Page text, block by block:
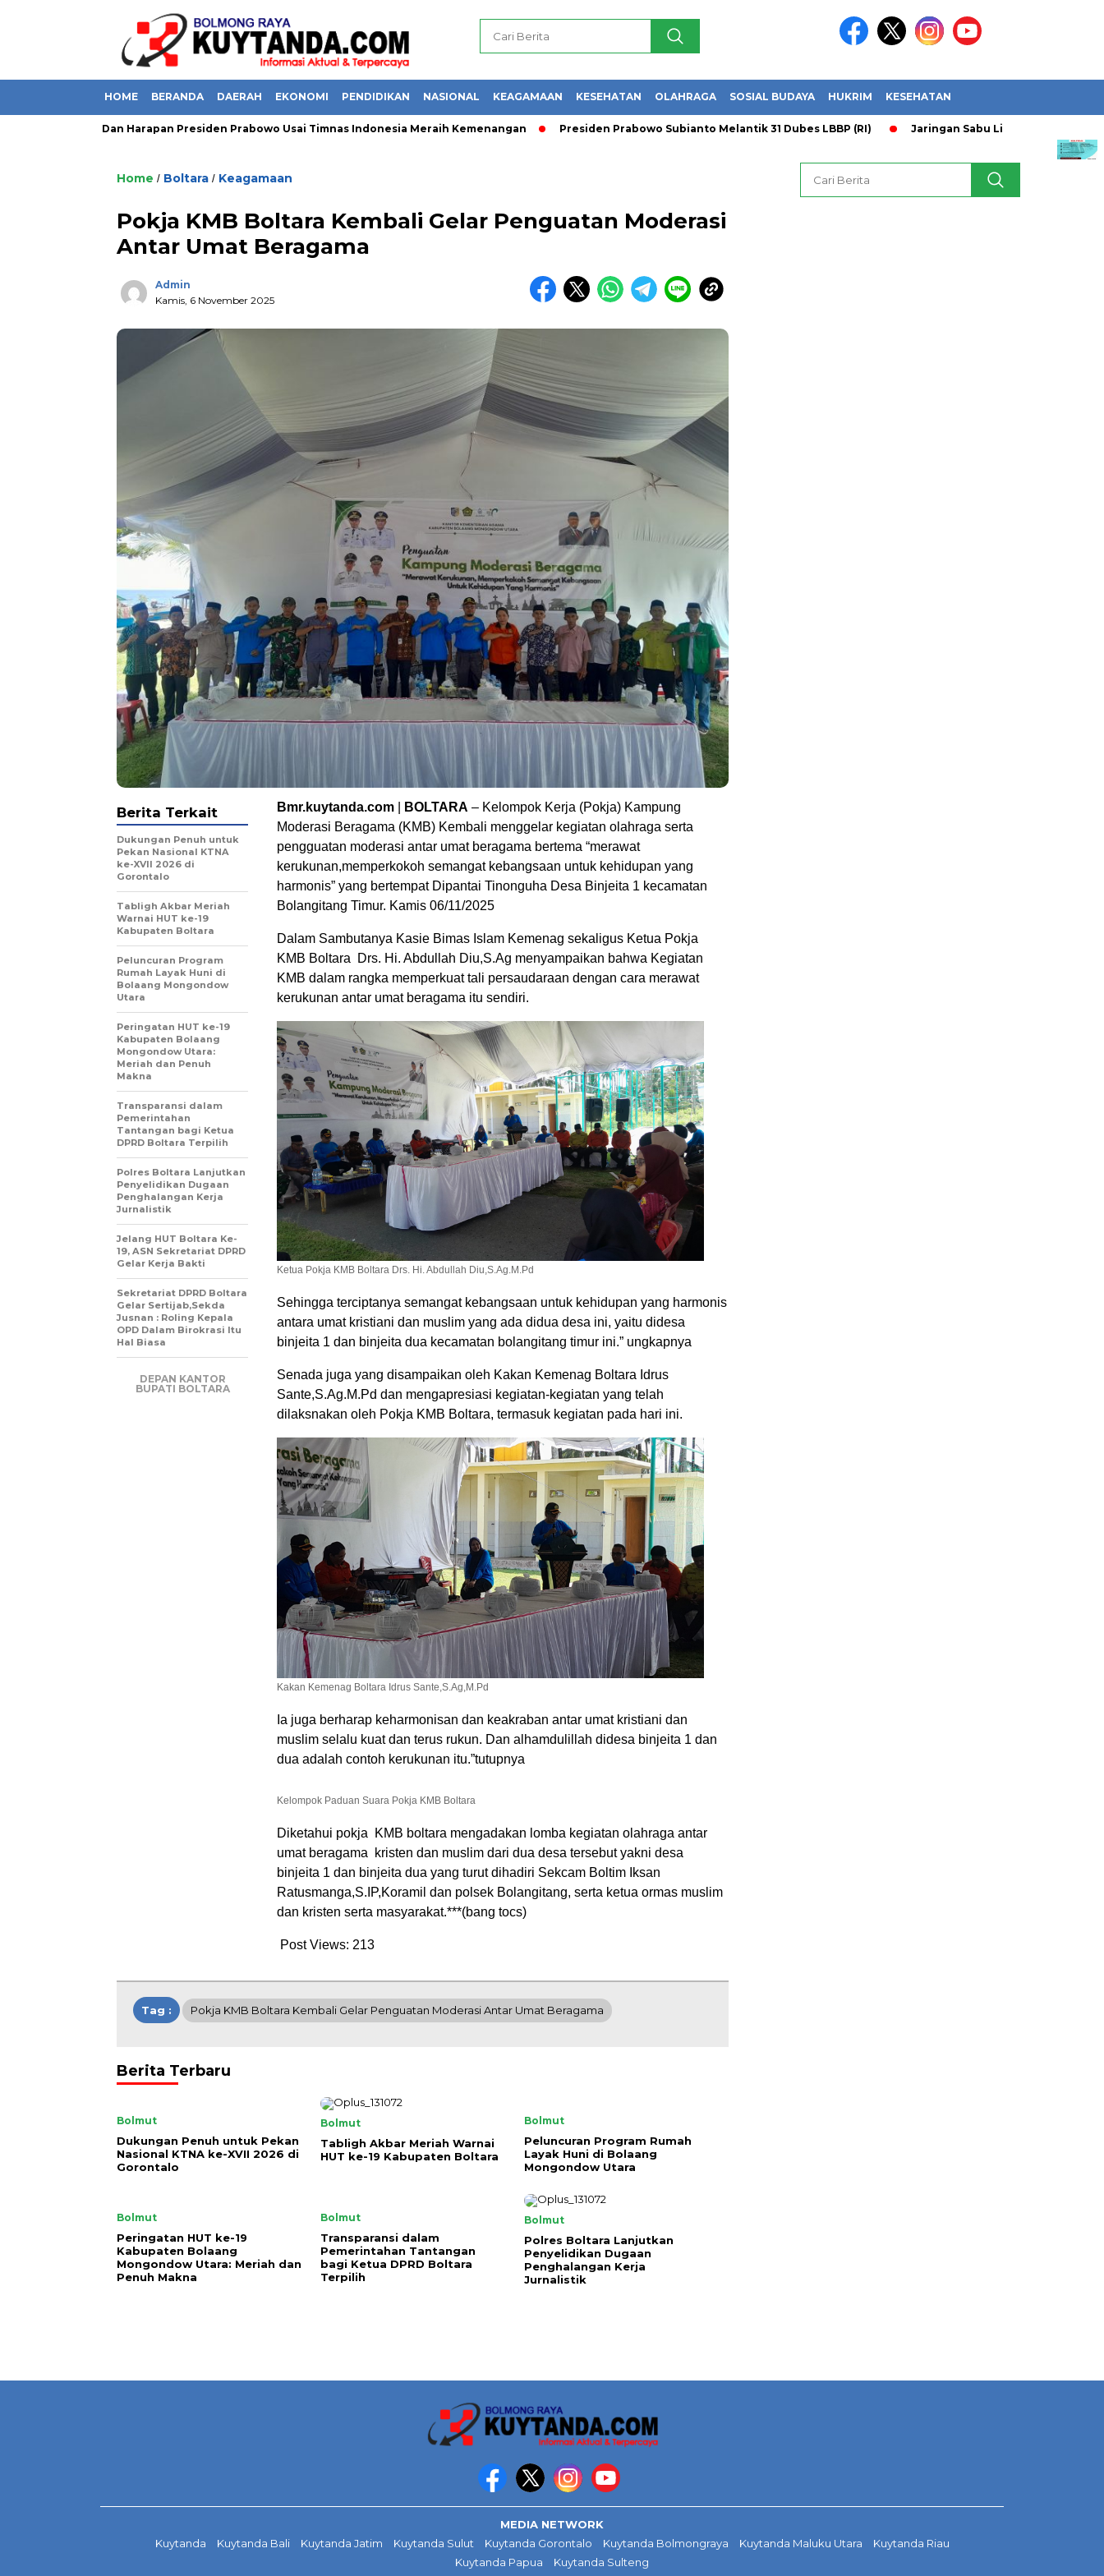
HOME BERANDA DAERAH EKONOMI PENDIDIKAN NASIONAL KEAGAMAAN KESEHATAN OLAHRAGA SOSIAL BUDAYA HUKRIM KESEHATAN
Do’a Dan Harapan Presiden Prabowo Usai Timnas Indonesia Meraih Kemenangan Presiden Prabowo Subianto Melantik 31 Dubes LBBP (RI) Jaringan Sabu Lintas Provinsi
Home / Boltara / Keagamaan
Pokja KMB Boltara Kembali Gelar Penguatan Moderasi
Antar Umat Beragama
Admin
Kamis, 6 November 2025
Bmr.kuytanda.com BOLTARA – Kelompok Kerja (Pokja) Kampung
Moderasi Beragama (KMB) Kembali menggelar kegiatan olahraga serta
pengguatan moderasi antar umat beragama bertema “merawat
kerukunan,memperkokoh semangat kebangsaan untuk kehidupan yang
harmonis” yang bertempat Dipantai Tinonguha Desa Binjeita 1 kecamatan
Bolangitang Timur. Kamis 06/11/2025
Dalam Sambutanya Kasie Bimas Islam Kemenag sekaligus Ketua Pokja
KMB Boltara Drs. Hi. Abdullah Diu,S.Ag menyampaikan bahwa Kegiatan
KMB dalam rangka memperkuat tali persaudaraan dengan cara merawat
kerukunan antar umat beragama itu sendiri.
Ketua Pokja KMB Boltara Drs. Hi. Abdullah Diu,S.Ag.M.Pd
Sehingga terciptanya semangat kebangsaan untuk kehidupan yang harmonis
antara umat kristiani dan muslim yang ada didua desa ini, yaitu didesa
binjeita 1 dan binjeita dua kecamatan bolangitang timur ini.” ungkapnya
Senada juga yang disampaikan oleh Kakan Kemenag Boltara Idrus
Sante,S.Ag.M.Pd dan mengapresiasi kegiatan-kegiatan yang telah
dilaksnakan oleh Pokja KMB Boltara, termasuk kegiatan pada hari ini.
Kakan Kemenag Boltara Idrus Sante,S.Ag,M.Pd
Ia juga berharap keharmonisan dan keakraban antar umat kristiani dan
muslim selalu kuat dan terus rukun. Dan alhamdulillah didesa binjeita 1 dan
dua adalah contoh kerukunan itu.”tutupnya
Kelompok Paduan Suara Pokja KMB Boltara
Diketahui pokja KMB boltara mengadakan lomba kegiatan olahraga antar
umat beragama kristen dan muslim dari dua desa tersebut yakni desa
binjeita 1 dan binjeita dua yang turut dihadiri Sekcam Boltim Iksan
Ratusmanga,S.IP,Koramil dan polsek Bolangitang, serta ketua ormas muslim
dan kristen serta masyarakat.***(bang tocs)
Post Views: 213
Berita Terkait
Dukungan Penuh untuk
Pekan Nasional KTNA
ke-XVII 2026 di
Gorontalo
Tabligh Akbar Meriah
Warnai HUT ke-19
Kabupaten Boltara
Peluncuran Program
Rumah Layak Huni di
Bolaang Mongondow
Utara
Peringatan HUT ke-19
Kabupaten Bolaang
Mongondow Utara:
Meriah dan Penuh
Makna
Transparansi dalam
Pemerintahan
Tantangan bagi Ketua
DPRD Boltara Terpilih
Polres Boltara Lanjutkan
Penyelidikan Dugaan
Penghalangan Kerja
Jurnalistik
Jelang HUT Boltara Ke-
19, ASN Sekretariat DPRD
Gelar Kerja Bakti
Sekretariat DPRD Boltara
Gelar Sertijab,Sekda
Jusnan : Roling Kepala
OPD Dalam Birokrasi Itu
Hal Biasa
DEPAN KANTOR
BUPATI BOLTARA
Tag : Pokja KMB Boltara Kembali Gelar Penguatan Moderasi Antar Umat Beragama
Berita Terbaru
Bolmut
Dukungan Penuh untuk Pekan
Nasional KTNA ke-XVII 2026 di
Gorontalo
Bolmut
Tabligh Akbar Meriah Warnai
HUT ke-19 Kabupaten Boltara
Bolmut
Peluncuran Program Rumah
Layak Huni di Bolaang
Mongondow Utara
Bolmut
Peringatan HUT ke-19
Kabupaten Bolaang
Mongondow Utara: Meriah dan
Penuh Makna
Bolmut
Transparansi dalam
Pemerintahan Tantangan
bagi Ketua DPRD Boltara
Terpilih
Bolmut
Polres Boltara Lanjutkan
Penyelidikan Dugaan
Penghalangan Kerja
Jurnalistik
MEDIA NETWORK
Kuytanda
Kuytanda Bali Kuytanda Jatim Kuytanda Sulut Kuytanda Gorontalo Kuytanda Bolmongraya Kuytanda Maluku Utara
Kuytanda Riau
Kuytanda Papua
Kuytanda Sulteng